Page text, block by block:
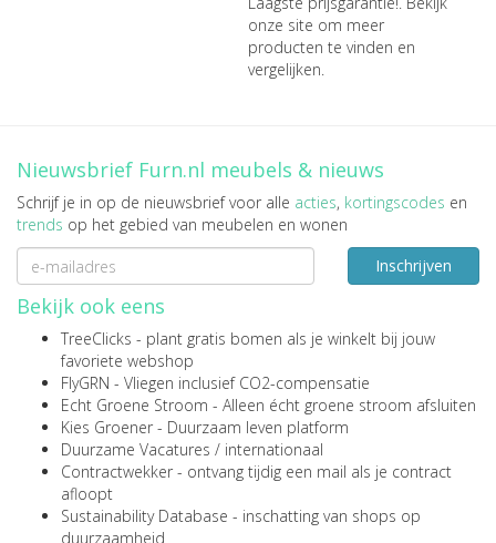
onze site om meer
producten te vinden en
vergelijken.
Nieuwsbrief Furn.nl meubels & nieuws
Schrijf je in op de nieuwsbrief voor alle acties, kortingscodes en
trends op het gebied van meubelen en wonen
Inschrijven
Bekijk ook eens
TreeClicks - plant gratis bomen als je winkelt bij jouw
favoriete webshop
FlyGRN - Vliegen inclusief CO2-compensatie
Echt Groene Stroom - Alleen écht groene stroom afsluiten
Kies Groener - Duurzaam leven platform
Duurzame Vacatures / internationaal
Contractwekker - ontvang tijdig een mail als je contract
afloopt
Sustainability Database - inschatting van shops op
duurzaamheid